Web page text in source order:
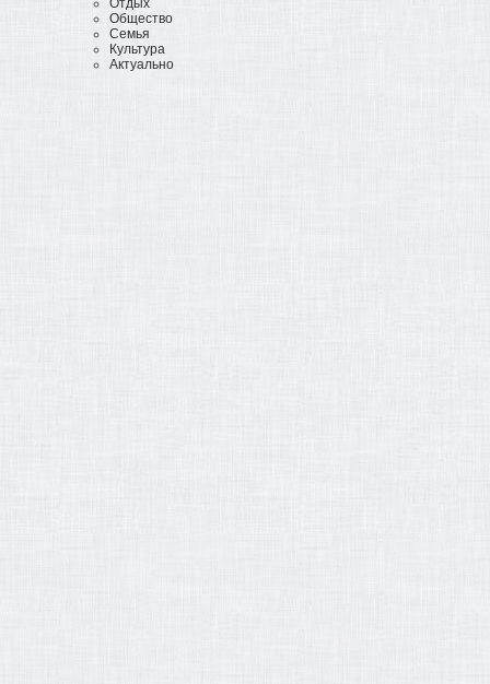
Отдых
Общество
Семья
Культура
Актуально